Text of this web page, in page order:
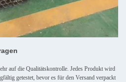
auf die Qualitätskontrolle. Jedes Produkt wird
getestet, bevor es für den Versand verpackt